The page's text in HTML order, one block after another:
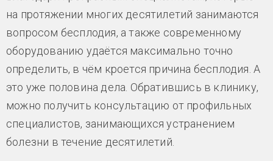
на протяжении многих десятилетий занимаются
вопросом бесплодия, а также современному
оборудованию удаётся максимально точно
определить, в чём кроется причина бесплодия. А
это уже половина дела. Обратившись в клинику,
можно получить консультацию от профильных
специалистов, занимающихся устранением
болезни в течение десятилетий.